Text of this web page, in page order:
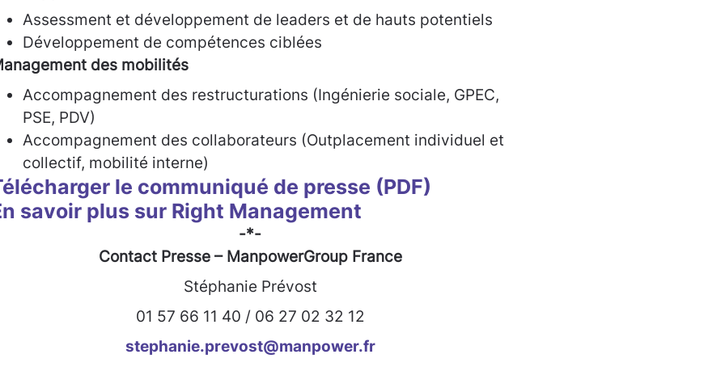
Assessment et développement de leaders et de hauts potentiels
Développement de compétences ciblées
des mobilités
Accompagnement des restructurations (Ingénierie sociale, GPEC,
PSE, PDV)
Accompagnement des collaborateurs (Outplacement individuel et
collectif, mobilité interne)
le communiqué de presse (PDF)
savoir plus sur Right Management
-*-
Contact Presse – ManpowerGroup France
Stéphanie Prévost
01 57 66 11 40 / 06 27 02 32 12
stephanie.prevost@manpower.fr